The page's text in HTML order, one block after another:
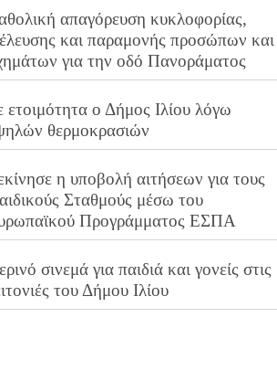
απαγόρευση κυκλοφορίας,
και παραμονής προσώπων και
για την οδό Πανοράματος
ετοιμότητα ο Δήμος Ιλίου λόγω
θερμοκρασιών
η υποβολή αιτήσεων για τους
Σταθμούς μέσω του
Προγράμματος ΕΣΠΑ
σινεμά για παιδιά και γονείς στις
του Δήμου Ιλίου